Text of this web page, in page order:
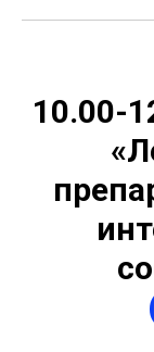
10.00-